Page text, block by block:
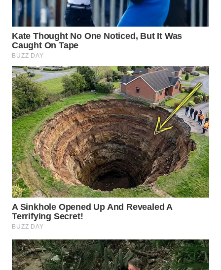
SUKABUMI
WN
PURWAKARTA
WN
PRIANGAN
TIMUR
WN
SEMARANG
WN
SOLO
WN
BOROBUDUR
WN
WN